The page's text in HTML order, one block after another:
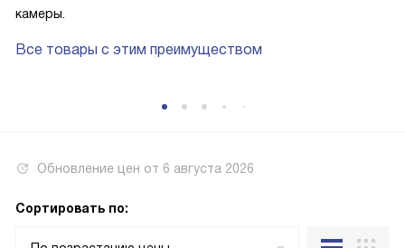
камеры.
Все товары с этим преимуществом
Обновление цен от 6 августа 2026
Сортировать по: